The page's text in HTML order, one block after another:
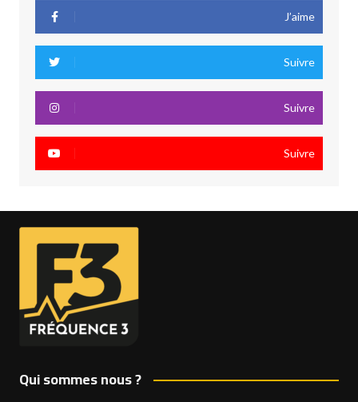
J’aime
Suivre
Suivre
Suivre
Qui sommes nous ?